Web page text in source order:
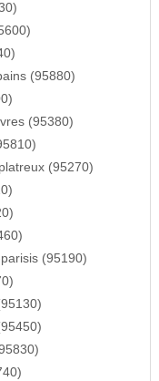
(95880)
(95380)
(95270)
(95190)